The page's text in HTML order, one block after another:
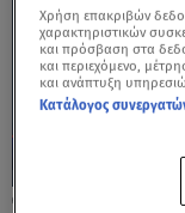
Χρήση επακριβών
χαρακτηριστικών
και πρόσβαση στα
και περιεχόμενο,
και ανάπτυξη
Κατάλογος